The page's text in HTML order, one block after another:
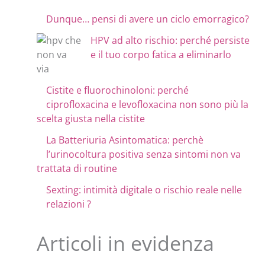
Dunque… pensi di avere un ciclo emorragico?
HPV ad alto rischio: perché persiste
e il tuo corpo fatica a eliminarlo
Cistite e fluorochinoloni: perché
ciprofloxacina e levofloxacina non sono più la
scelta giusta nella cistite
La Batteriuria Asintomatica: perchè
l’urinocoltura positiva senza sintomi non va
trattata di routine
Sexting: intimità digitale o rischio reale nelle
relazioni ?
Articoli in evidenza